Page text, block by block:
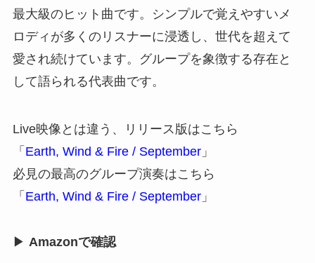
最大級のヒット曲です。シンプルで覚えやすいメ
ロディが多くのリスナーに浸透し、世代を超えて
愛され続けています。グループを象徴する存在と
して語られる代表曲です。
Live映像とは違う、リリース版はこちら
「 Earth, Wind & Fire / September」
必見の最高のグループ演奏はこちら
「 Earth, Wind & Fire / September」
▶ Amazonで確認